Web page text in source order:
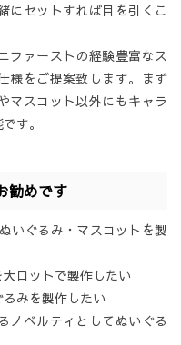
にセットすれば目を引くこ
ファーストの経験豊富なス
様をご提案致します。まず
マスコット以外にもキャラ
す。
勧めです
いぐるみ・マスコットを製
ロットで製作したい
みを製作したい
ノベルティとしてぬいぐる